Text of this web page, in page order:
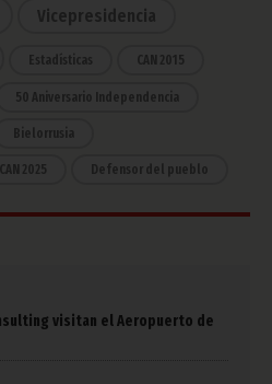
Vicepresidencia
Estadísticas CAN 2015
50 Aniversario Independencia
Bielorrusia
CAN 2025 Defensor del pueblo
visitan el Aeropuerto de